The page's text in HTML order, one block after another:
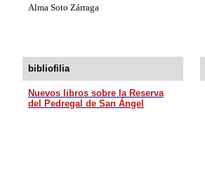
Alma Soto Zárraga
bibliofilia
Nuevos libros sobre la Reserva
del Pedregal de San Ángel